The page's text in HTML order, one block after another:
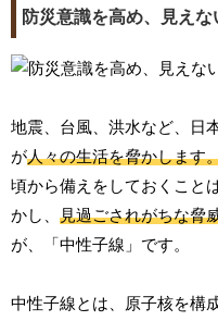
防災意識を高め、見え
地震、台風、洪水など、日
が人々の生活を脅かします
頃から備えをしておくこと
かし、見過ごされがちな脅
が、「中性子線」です。
中性子線とは、原子核を構